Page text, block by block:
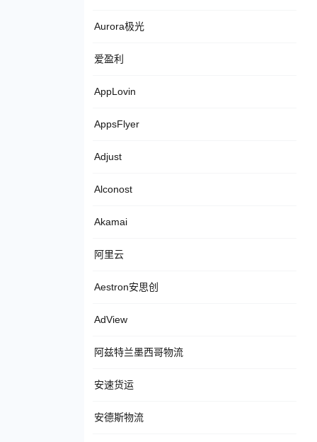
Aurora极光
爱盈利
AppLovin
AppsFlyer
Adjust
Alconost
Akamai
阿里云
Aestron安思创
AdView
阿兹特兰墨西哥物流
安速货运
安德斯物流